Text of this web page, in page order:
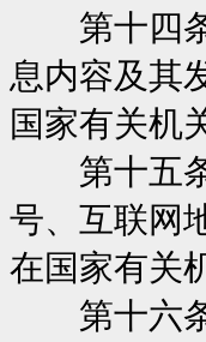
第十四条
息内容及其
国家有关机
第十五条
号、互联网
在国家有关
第十六条